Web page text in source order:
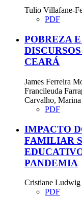
Tulio Villafane-
PDF
POBREZA
CEARÁ
James Ferreira
Francileuda
Carvalho, Marina
PDF
IMPACTO
FAMILIAR
PANDEMIA
Cristiane Ludwig
PDF